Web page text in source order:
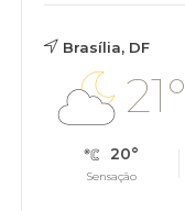
Brasília, DF
21°
20°
Sensação